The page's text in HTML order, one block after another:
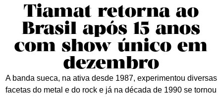
Tiamat retorna ao
Brasil após 15 anos
com show único em
dezembro
A banda sueca, na ativa desde 1987, experimentou diversas
facetas do metal e do rock e já na década de 1990 se tornou